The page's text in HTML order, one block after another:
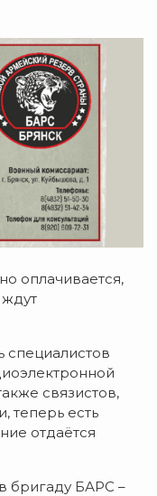
оплачивается,
специалистов
связистов,
теперь есть
отдаётся
бригаду БАРС –